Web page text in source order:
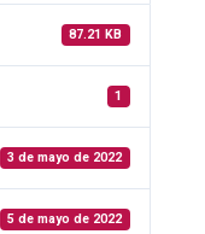
87.21 KB
1
3 de mayo de 2022
5 de mayo de 2022